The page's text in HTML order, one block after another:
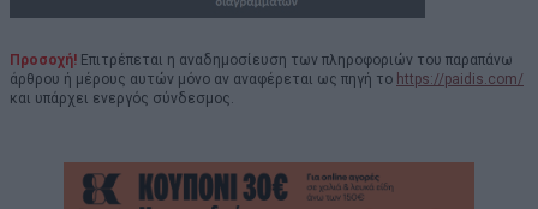
Προσοχή! Επιτρέπεται η αναδημοσίευση των πληροφοριών του παραπάνω
άρθρου ή μέρους αυτών μόνο αν αναφέρεται ως πηγή το https://paidis.com/
και υπάρχει ενεργός σύνδεσμος.